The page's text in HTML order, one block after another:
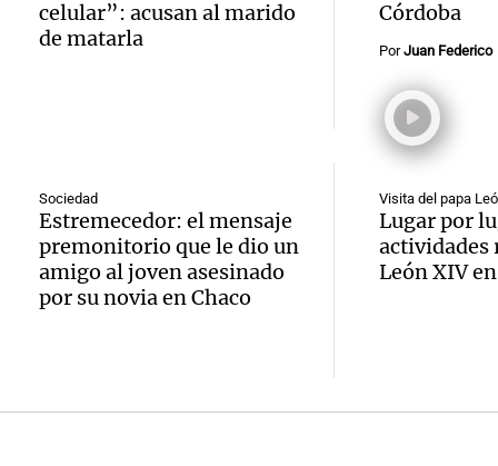
World
Panorama
Episodios
EE.
Noticias
Episodios
viaje a
alerta
de
Audio.
del
carne
Audio.
celular”: acusan al marido
de matarla
Córdoba
PorJuan Federico
Sociedad
Estremecedor: el mensaje
premonitorio que le dio un
amigo al joven asesinado
por su novia en Chaco
Visita del papa
Lugar por
actividades
León XIV